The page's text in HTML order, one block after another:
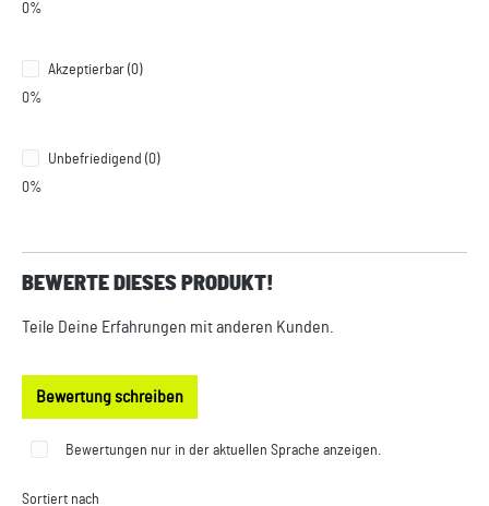
0%
Akzeptierbar (0)
0%
Unbefriedigend (0)
0%
BEWERTE DIESES PRODUKT!
Teile Deine Erfahrungen mit anderen Kunden.
Bewertung schreiben
Bewertungen nur in der aktuellen Sprache anzeigen.
Sortiert nach